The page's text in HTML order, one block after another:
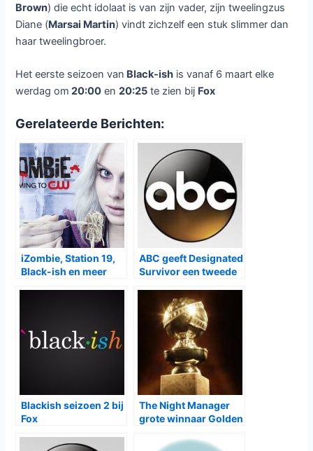
Brown) die echt idolaat is van zijn vader, zijn tweelingzus
Diane (Marsai Martin) vindt zichzelf een stuk slimmer dan
haar tweelingbroer.
Het eerste seizoen van Black-ish is vanaf 6 maart elke
werdag om 20:00 en20:25 te zien bij Fox
Gerelateerde Berichten:
iZombie, Station 19,
Black-ish en meer
ABC geeft Designated
Survivor een tweede
een vierde seizoen en
nog meer
Blackish seizoen 2 bij
Fox
The Night Manager
grote winnaar Golden